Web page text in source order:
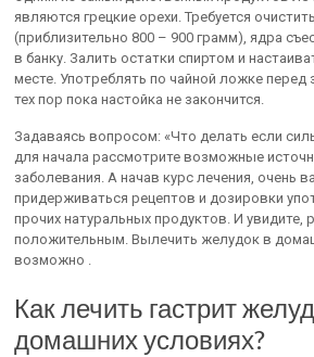
являются грецкие орехи. Требуется
(приблизительно 800 – 900 грамм), ядра
в банку. Залить остатки спиртом и
месте. Употреблять по чайной ложке
тех пор пока настойка не закончится.
Задаваясь вопросом: «Что делать если
для начала рассмотрите возможные
заболевания. А начав курс лечения, очень
придерживаться рецептов и дозировки
прочих натуральных продуктов. И увидите,
положительным. Вылечить желудок в
возможно .
Как лечить гастрит
домашних условиях?